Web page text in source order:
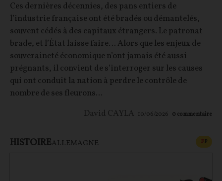
Ces dernières décennies, des pans entiers de
l’industrie française ont été bradés ou démantelés,
souvent cédés à des capitaux étrangers. Le patronat
brade, et l’État laisse faire… Alors que les enjeux de
souveraineté économique n’ont jamais été aussi
prégnants, il convient de s’interroger sur les causes
qui ont conduit la nation à perdre le contrôle de
nombre de ses fleurons...
David CAYLA 10/06/2026 0 commentaire
HISTOIREALLEMAGNE FP